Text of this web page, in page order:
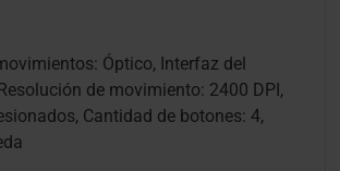
Óptico, Interfaz del
de movimiento: 2400 DPI,
Cantidad de botones: 4,